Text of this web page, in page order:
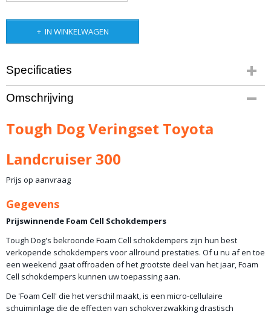
IN WINKELWAGEN
Specificaties
Productcode leverancier
TD-SK-TLC-300
40,00 Kg
Omschrijving
Tough Dog Veringset Toyota
Landcruiser 300
Prijs op aanvraag
Gegevens
Prijswinnende Foam Cell Schokdempers
Tough Dog's bekroonde Foam Cell schokdempers zijn hun best
verkopende schokdempers voor allround prestaties. Of u nu af en toe
een weekend gaat offroaden of het grootste deel van het jaar, Foam
Cell schokdempers kunnen uw toepassing aan.
De 'Foam Cell' die het verschil maakt, is een micro-cellulaire
schuiminlage die de effecten van schokverzwakking drastisch